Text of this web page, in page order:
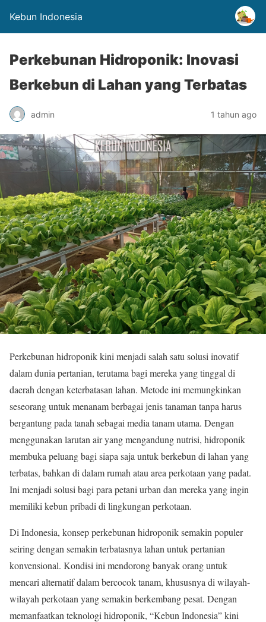
Kebun Indonesia
Perkebunan Hidroponik: Inovasi
Berkebun di Lahan yang Terbatas
admin 1 tahun ago
Perkebunan hidroponik kini menjadi salah satu solusi inovatif
dalam dunia pertanian, terutama bagi mereka yang tinggal di
daerah dengan keterbatasan lahan. Metode ini memungkinkan
seseorang untuk menanam berbagai jenis tanaman tanpa harus
bergantung pada tanah sebagai media tanam utama. Dengan
menggunakan larutan air yang mengandung nutrisi, hidroponik
membuka peluang bagi siapa saja untuk berkebun di lahan yang
terbatas, bahkan di dalam rumah atau area perkotaan yang padat.
Ini menjadi solusi bagi para petani urban dan mereka yang ingin
memiliki kebun pribadi di lingkungan perkotaan.
Di Indonesia, konsep perkebunan hidroponik semakin populer
seiring dengan semakin terbatasnya lahan untuk pertanian
konvensional. Kondisi ini mendorong banyak orang untuk
mencari alternatif dalam bercocok tanam, khususnya di wilayah-
wilayah perkotaan yang semakin berkembang pesat. Dengan
memanfaatkan teknologi hidroponik, “Kebun Indonesia” kini